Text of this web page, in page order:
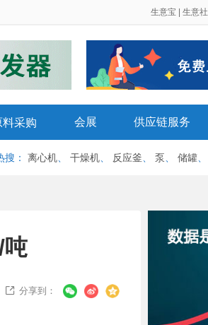
生意宝 生意社
料采购 会展 供应链服务
搜 ： 离心机 干燥机 反应釜 泵 储罐
 分享到：